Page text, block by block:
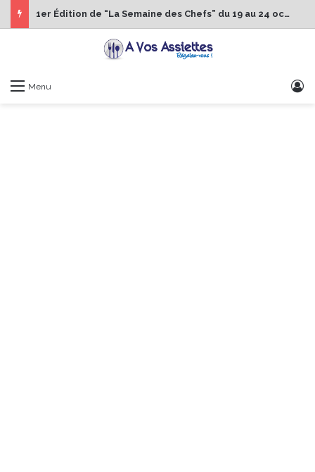
1er Édition de “La Semaine des Chefs” du 19 au 24 octobre 2026
Menu